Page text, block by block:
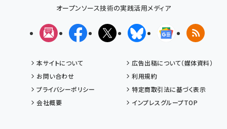
オープンソース技術の実践活用メディア
メルマガFacebookX(エックス)BlueskyGoogleニュ
RSS
本サイトについて
広告出稿について（媒体資料）
お問い合わせ
利用規約
プライバシーポリシー
特定商取引法に基づく表示
会社概要
インプレスグループTOP